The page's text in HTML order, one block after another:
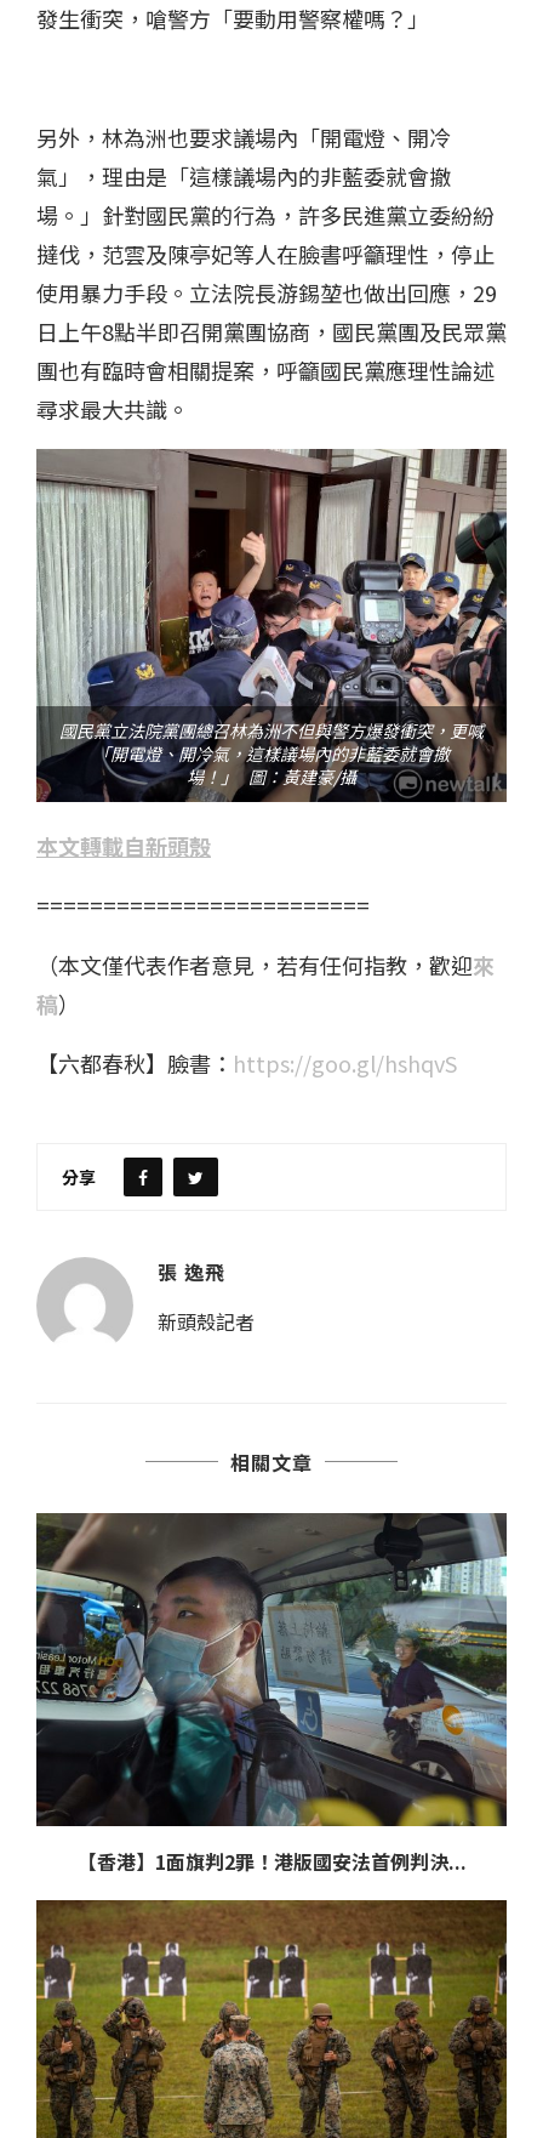
發生衝突，嗆警方「要動用警察權嗎？」
另外，林為洲也要求議場內「開電燈、開冷
氣」，理由是「這樣議場內的非藍委就會撤
場。」針對國民黨的行為，許多民進黨立委紛紛
撻伐，范雲及陳亭妃等人在臉書呼籲理性，停止
使用暴力手段。立法院長游錫堃也做出回應，29
日上午8點半即召開黨團協商，國民黨團及民眾黨
團也有臨時會相關提案，呼籲國民黨應理性論述
尋求最大共識。
國民黨立法院黨團總召林為洲不但與警方爆發衝突，更喊
「開電燈、開冷氣，這樣議場內的非藍委就會撤
場！」 圖：黃建豪/攝
本文轉載自新頭殼
=========================
（本文僅代表作者意見，若有任何指教，歡迎來
稿）
【六都春秋】臉書： https://goo.gl/hshqvS
分享
張 逸飛
新頭殼記者
相關文章
【香港】1面旗判2罪！港版國安法首例判決...